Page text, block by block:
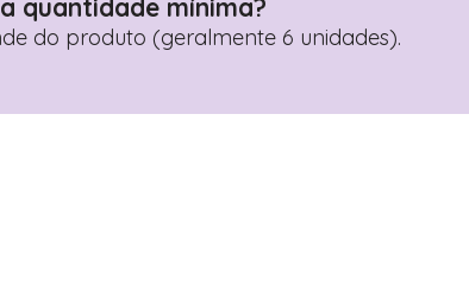
quantidade mínima?
do produto (geralmente 6 unidades).